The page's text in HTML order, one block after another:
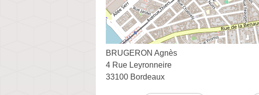
BRUGERON Agnès
4 Rue Leyronneire
33100 Bordeaux